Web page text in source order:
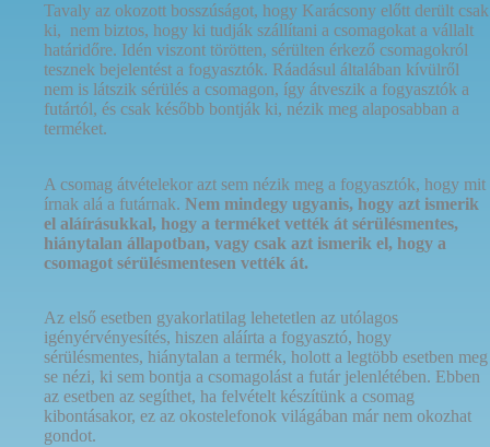
Tavaly az okozott bosszúságot, hogy Karácsony előtt derült csak
ki, nem biztos, hogy ki tudják szállítani a csomagokat a vállalt
határidőre. Idén viszont törötten, sérülten érkező csomagokról
tesznek bejelentést a fogyasztók. Ráadásul általában kívülről
nem is látszik sérülés a csomagon, így átveszik a fogyasztók a
futártól, és csak később bontják ki, nézik meg alaposabban a
terméket.
A csomag átvételekor azt sem nézik meg a fogyasztók, hogy mit
írnak alá a futárnak. Nem mindegy ugyanis, hogy azt ismerik
el aláírásukkal, hogy a terméket vették át sérülésmentes,
hiánytalan állapotban, vagy csak azt ismerik el, hogy a
csomagot sérülésmentesen vették át.
Az első esetben gyakorlatilag lehetetlen az utólagos
igényérvényesítés, hiszen aláírta a fogyasztó, hogy
sérülésmentes, hiánytalan a termék, holott a legtöbb esetben meg
se nézi, ki sem bontja a csomagolást a futár jelenlétében. Ebben
az esetben az segíthet, ha felvételt készítünk a csomag
kibontásakor, ez az okostelefonok világában már nem okozhat
gondot.